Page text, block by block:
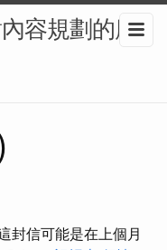
容規劃的應
封信可能是在上個月